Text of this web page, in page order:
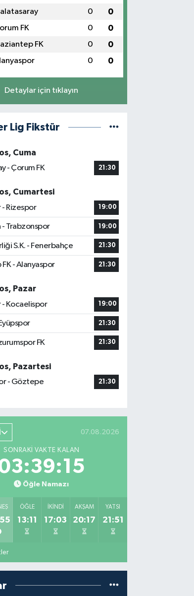
0 0
FK 0 0
FK 0 0
0 0
Detaylar için tıklayın
Lig Fikstür
Cuma
- Çorum FK
21:30
Cumartesi
- Rizespor
19:00
- Trabzonspor 19:00
S.K. - Fenerbahçe 21:30
- Alanyaspor 21:30
Pazar
- Kocaelispor
19:00
21:30
FK 21:30
Pazartesi
- Göztepe
21:30
07.08.2026
SONRAKI VAKTE KALAN
Öğle Namazı
ÖĞLE
13:11
İKINDI
17:03
AKŞAM
20:17
YATSI
21:51